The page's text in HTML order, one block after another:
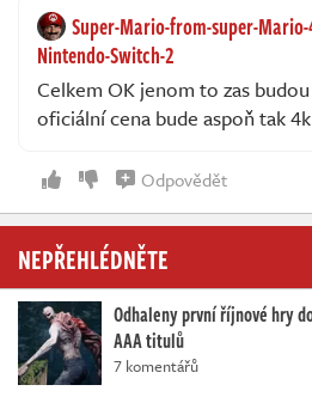
Super-Mario-from-super-
Nintendo-Switch-2
Celkem OK jenom to zas
oficiální cena bude aspoň tak
Odpovědět
NEPŘEHLÉDNĚTE
Odhaleny první říjnové hry
AAA titulů
7 komentářů